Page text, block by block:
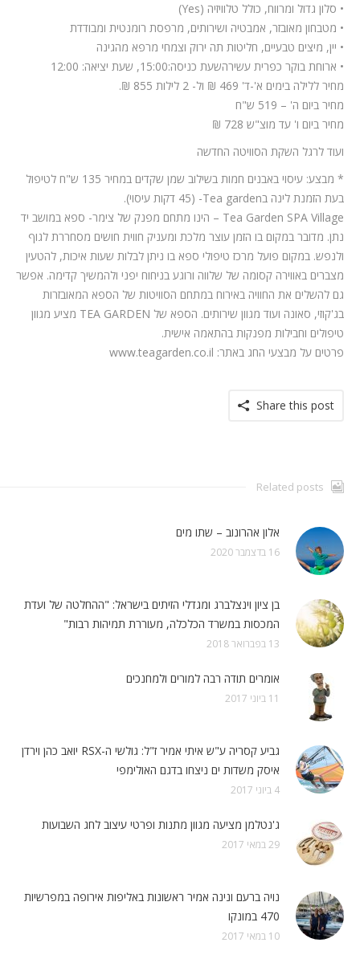
• סלון גדול ומרווח, כולל טלוויזיה (Yes)
• מטבחון מאובזר, אמבטיה ושירותים, מרפסת רומנטית ומבודדת
• יין, מיצים טבעיים, חליטות תה ירוק וצמחי מרפא מהגינה
• ארוחת בוקר כפרית עשירהשעת כניסה:15:00, שעת יציאה: 12:00
מחיר ללילה בימים א'-ד' 469 ₪ ול- 2 לילות 855 ₪.
מחיר ביום ה' – 519 ש"ח
מחיר ביום ו' עד מוצ"ש 728 ₪
ועוד לרגל השקת הסוויטה החדשה
* מבצע: עיסוי באבנים חמות בשילוב שמן שקדים במחיר 135 ש"ח לטיפול
בעת הזמנת לינה בTea garden- (45 דקות עיסוי).
Tea Garden SPA Village – הינו מתחם מפנק של צימר- ספא במושב יד
נתן. מדובר במקום בו הזמן עוצר מלכת ומעניק חווית חושים מסחררת לגוף
ולנפש. במקום פועל מרכז טיפולי ספא בו ניתן לבלות שעות איכות, להטעין
מצברים באווירה קסומה של שלווה ורוגע בניחוח יפני ולהמשיך קדימה. אפשר
גם להשלים את החוויה באירוח במתחם הסוויטות של הספא המאובזרות
בג'קוזי, סאונה ועוד מגוון שירותים. הספא של TEA GARDEN מציע מגוון
טיפולים וחבילות מפנקות בהתאמה אישית.
פרטים על מבצעי החג באתר: www.teagarden.co.il
Share this post
Related posts
אלון אהרונוב – שתו מים
16 בדצמבר 2020
בן ציון וינצלברג ומגדלי הזיתים בישראל: "ההחלטה של ועדת
המכסות במשרד הכלכלה, מעוררת תמיהות רבות"
13 בפברואר 2018
אומרים תודה רבה למורים ולמחנכים
11 ביוני 2017
גביע קסריה ע"ש איתי אמיר ז"ל: גולשי ה-RSX יואב כהן וירדן
איסק משדות ים ניצחו בדגם האולימפי
4 ביוני 2017
ג'נטלמן מציעה מגוון מתנות ופרטי עיצוב לחג השבועות
29 במאי 2017
נויה ברעם ונינה אמיר ראשונות באליפות אירופה במפרשיות
470 במונקו
10 במאי 2017